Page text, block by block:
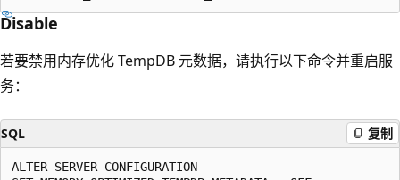
Disable
若要禁用内存优化 TempDB 元数据，请执行以下命令并重启服
务：
SQL 复制
ALTER SERVER CONFIGURATION